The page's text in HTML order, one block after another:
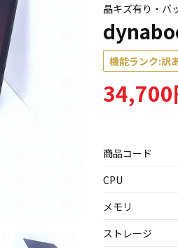
晶キズ有り・
機能ランク:訳
34,700
商品コード
CPU
メモリ
ストレージ